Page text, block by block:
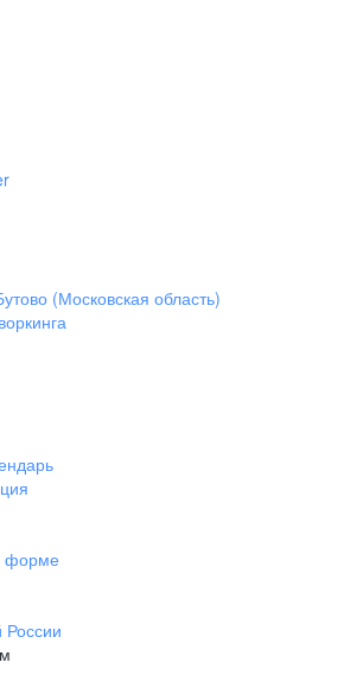
(Московская область)
форме
России